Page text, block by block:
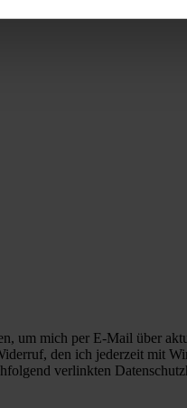
Sehr gerne! Teilen Sie
um mich per E-Mail über
den ich jederzeit mit
verlinkten